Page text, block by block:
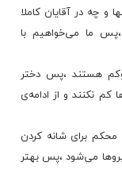
و چه در آقایان کاملا
ما می‌خواهیم با
وکم هستند ،پس دختر
کم نکنند و از ادامه‌ی
برای شانه کردن
می‌شود ،پس بهتر